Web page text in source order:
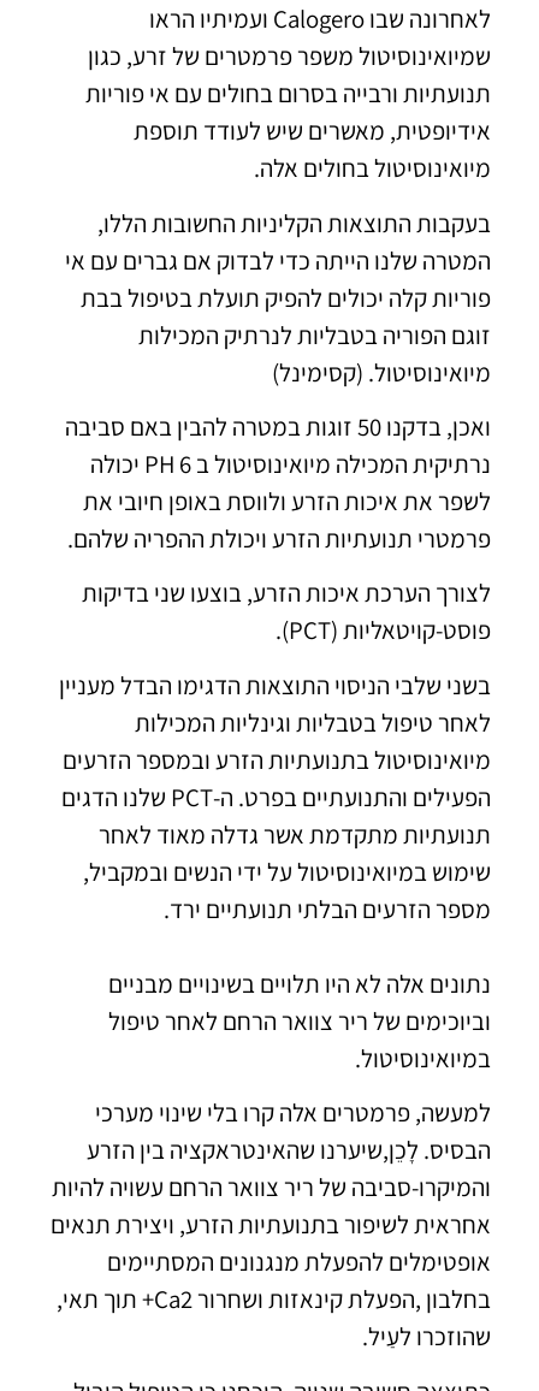
לאחרונה שבו Calogero ועמיתיו הראו
שמיואינוסיטול משפר פרמטרים של זרע, כגון
תנועתיות ורבייה בסרום בחולים עם אי פוריות
אידיופטית, מאשרים שיש לעודד תוספת
מיואינוסיטול בחולים אלה.
בעקבות התוצאות הקליניות החשובות הללו,
המטרה שלנו הייתה כדי לבדוק אם גברים עם אי
פוריות קלה יכולים להפיק תועלת בטיפול בבת
זוגם הפוריה בטבליות לנרתיק המכילות
מיואינוסיטול. (קסימינל)
ואכן, בדקנו 50 זוגות במטרה להבין באם סביבה
נרתיקית המכילה מיואינוסיטול ב PH 6 יכולה
לשפר את איכות הזרע ולווסת באופן חיובי את
פרמטרי תנועתיות הזרע ויכולת ההפריה שלהם.
לצורך הערכת איכות הזרע, בוצעו שני בדיקות
פוסט-קויטאליות (PCT).
בשני שלבי הניסוי התוצאות הדגימו הבדל מעניין
לאחר טיפול בטבליות וגינליות המכילות
מיואינוסיטול בתנועתיות הזרע ובמספר הזרעים
הפעילים והתנועתיים בפרט. ה-PCT שלנו הדגים
תנועתיות מתקדמת אשר גדלה מאוד לאחר
שימוש במיואינוסיטול על ידי הנשים ובמקביל,
מספר הזרעים הבלתי תנועתיים ירד.
נתונים אלה לא היו תלויים בשינויים מבניים
וביוכימים של ריר צוואר הרחם לאחר טיפול
במיואינוסיטול.
למעשה, פרמטרים אלה קרו בלי שינוי מערכי
הבסיס. לָכֵן,שיערנו שהאינטראקציה בין הזרע
והמיקרו-סביבה של ריר צוואר הרחם עשויה להיות
אחראית לשיפור בתנועתיות הזרע, ויצירת תנאים
אופטימלים להפעלת מנגנונים המסתיימים
בחלבון ,הפעלת קינאזות ושחרור Ca2+ תוך תאי,
שהוזכרו לעַיל.